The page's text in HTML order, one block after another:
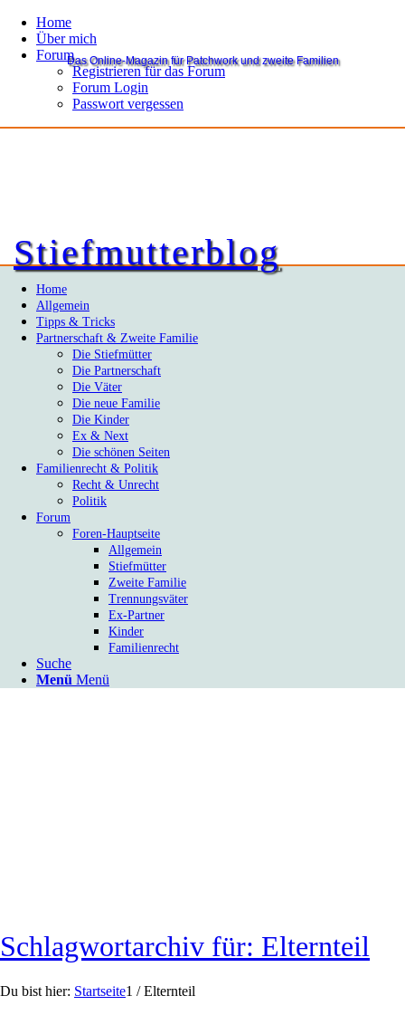
Home
Über mich
Forum
Registrieren für das Forum
Forum Login
Passwort vergessen
Stiefmutterblog
Das Online-Magazin für Patchwork und zweite Familien
Home
Allgemein
Tipps & Tricks
Partnerschaft & Zweite Familie
Die Stiefmütter
Die Partnerschaft
Die Väter
Die neue Familie
Die Kinder
Ex & Next
Die schönen Seiten
Familienrecht & Politik
Recht & Unrecht
Politik
Forum
Foren-Hauptseite
Allgemein
Stiefmütter
Zweite Familie
Trennungsväter
Ex-Partner
Kinder
Familienrecht
Suche
Menü Menü
Schlagwortarchiv für: Elternteil
Du bist hier: Startseite1 / Elternteil